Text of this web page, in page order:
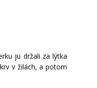
ju držali za lýtka
v žilách, a potom